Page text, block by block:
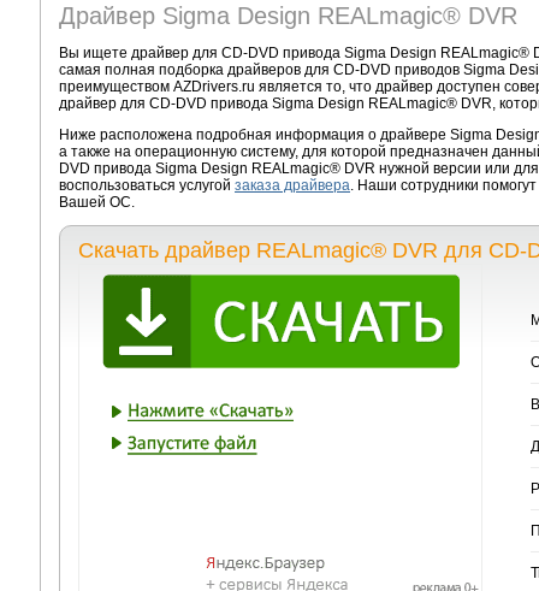
Драйвер Sigma Design REALmagic® DVR
Вы ищете драйвер для CD-DVD привода Sigma Design
самая полная подборка драйверов для CD-DVD приводов Sigma
преимуществом AZDrivers.ru является то, что драйвер доступен
драйвер для CD-DVD привода Sigma Design REALmagic® DVR,
Ниже расположена подробная информация о драйвере Sigma
а также на операционную систему, для которой предназначен
DVD привода Sigma Design REALmagic® DVR нужной версии или
воспользоваться услугой заказа драйвера. Наши сотрудники
Вашей ОС.
Скачать драйвер REALmagic® DVR для CD-